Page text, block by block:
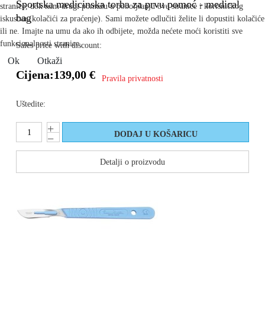
Sportska medicinska torba za prvu pomoć - medical
bag
Sales price with discount:
Cijena:139,00 €
Uštedite:
Detalji o proizvodu
stranice, dok nam drugi pomažu u poboljšanju ove stranice i korisničkog
iskustva (kolačići za praćenje). Sami možete odlučiti želite li dopustiti kolačiće
ili ne. Imajte na umu da ako ih odbijete, možda nećete moći koristiti sve
funkcionalnosti stranice.
Ok Otkaži
Pravila privatnosti